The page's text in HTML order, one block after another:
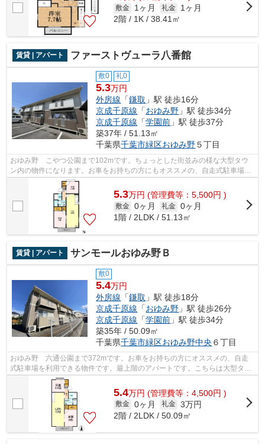
敷金 1ヶ月 礼金
1ヶ月
2階 / 1K / 38.41㎡
賃貸 | アパート ファーストヴューラ八番館
敷0 礼0
5.3万円
外房線 「鎌取 」駅 徒歩16分
京成千原線 「おゆみ野 」駅 徒歩34分
京成千原線 「学園前 」駅 徒歩37分
築37年 / 51.13㎡
千葉県千葉市緑区おゆみ野５丁目
おゆみ野 こやつ公園まで102mです。ちょっとした街並みの様な大型タウ
ン内の物件になります。お車をお持ちの方にもオススメの、自走式駐車場を
利用できる物件です。お部屋探しなら株...
5.3万円 (管理費等：5,500円 )
敷金 0ヶ月 礼金 0ヶ月
1階 / 2LDK / 51.13㎡
賃貸 | アパート サンモールおゆみ野Ｂ
敷0
5.4万円
外房線 「鎌取 」駅 徒歩18分
京成千原線 「おゆみ野 」駅 徒歩26分
京成千原線 「学園前 」駅 徒歩34分
築35年 / 50.09㎡
千葉県千葉市緑区おゆみ野中央 ６丁目
おゆみ野 六通公園まで372mです。お車をお持ちの方にオススメの、自走
式駐車場を利用できる物件です。最上階のアパートです。こちらは大型タウ
ン内のアパートです。千葉市緑区エリア...
5.4万円 (管理費等：4,500円 )
敷金 0ヶ月 礼金 3万円
2階 / 2LDK / 50.09㎡